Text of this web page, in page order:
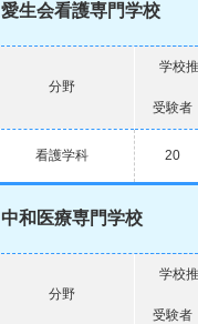
愛生会看護専門学校
分野
学校
受験者
看護学科 20
中和医療専門学校
分野
学校
受験者